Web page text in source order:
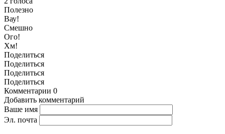
Полезно
Вау!
Смешно
Ого!
Хм!
Поделиться
Поделиться
Поделиться
Поделиться
Комментарии 0
Добавить комментарий
Ваше имя
Эл. почта